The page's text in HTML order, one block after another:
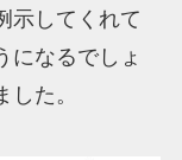
示してくれて
になるでしょ
た。